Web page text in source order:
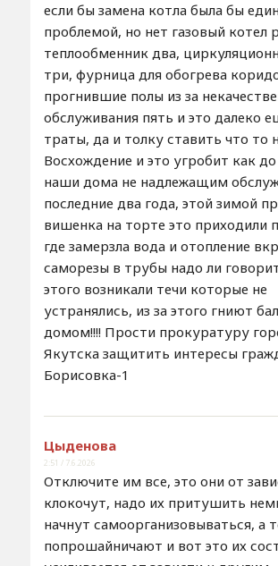
если бы замена котла была бы
проблемой, но нет газовый котел
теплообменник два,
три, фурница для обогрева
прогнившие полы из за
обслуживания пять и это далеко
траты, да и толку ставить что то
Восхождение и это угробит как
наши дома не надлежащим
последние два года, этой зимой
вишенка на торте это приходили
где замерзла вода и отопление
саморезы в трубы надо ли
этого возникали течи которые не
устранялись, из за этого гниют
домом!!!! Прости прокуратуру
Якутска защитить интересы
Борисовка-1
Цыденова
2:51 / 7.6.2026
Отключите им все, это они от
клокочут, надо их притушить
начнут самоорганизовываться, а
попрошайничают и вот это их